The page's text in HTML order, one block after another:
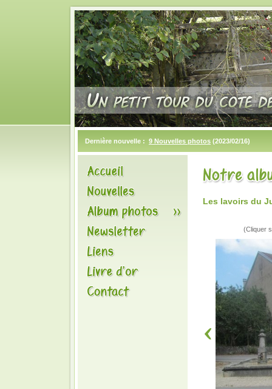
Dernière nouvelle : 9 Nouvelles photos (2023/02/16)
Les lavoirs du
(Cliquer